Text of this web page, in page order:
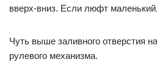
вверх-вниз. Если люфт
Чуть выше заливного отверстия
рулевого механизма.